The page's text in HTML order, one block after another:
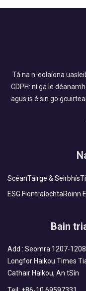
Tá na n-eolaíona
CDPH: ní gá le
agus is é sin go
ScéanTáirge & Seirbhís
ESG FiontraíochtaRoinn
Bain
Add : Seomra 1207-
Longfor Haikou Times
Cathair Haikou, An tSín